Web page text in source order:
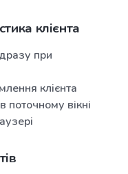
клієнта
при
клієнта
поточному вікні